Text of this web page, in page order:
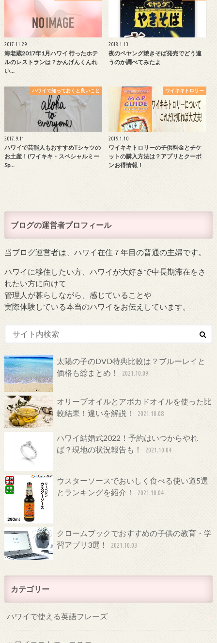
2017.11.29
海老蔵2017年1月ハワイ 行ったホテ
ルのレストランは？かんげんくんれ
い…
2018.1.13
夜のペヤング焼きそば発売でどう違
うのか調べてみたよ
ハワイで知っておくと良いこと
2017.9.11
ハワイで芸能人もおすすめTシャツの
お土産！(ワイキキ・スペシャルミー
Sp…
ワイキキトロリー
2019.1.10
ワイキキトロリーの子供料金とチケ
ットの購入方法は？アプリとクーポ
ンお得情報！
ブログの運営者プロフィール
当ブログ運営者は、ハワイ在住７年目の普通の主婦です。
ハワイに移住したい方、ハワイが大好きで中長期滞在をさ
れたい方に向けて
管理人が暮らしながら、感じていることや
実際体験している本当のハワイをお伝えしています。
太陽の子のDVD特典比較は？ブルーレイと
価格も総まとめ！
2021.10.09
オリーブオイルとアボカドオイルを使った比
較結果！違いを解説！
2021.10.08
ハワイ結婚式2022！予約はいつからやれ
ば？現地の状況報告も！
2021.10.04
ウスターソースでおいしく食べる使い道5選
とランキングを紹介！
2021.10.04
クロームブックでおすすめの子供の教育・学
習アプリ3選！
2021.10.03
カテゴリー
ハワイで使える英語フレーズ